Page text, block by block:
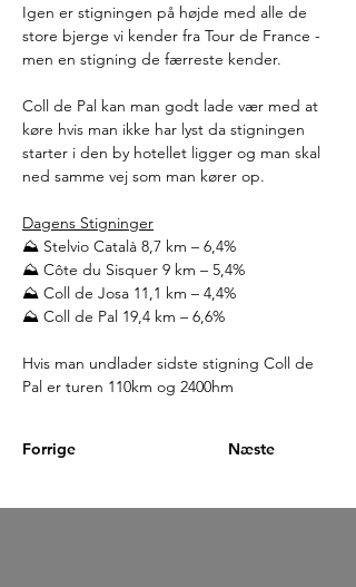
Igen er stigningen på højde med alle de
store bjerge vi kender fra Tour de France -
men en stigning de færreste kender.
Coll de Pal kan man godt lade vær med at
køre hvis man ikke har lyst da stigningen
starter i den by hotellet ligger og man skal
ned samme vej som man kører op.
Dagens Stigninger
⛰️ Stelvio Català 8,7 km – 6,4%
⛰️ Côte du Sisquer 9 km – 5,4%
⛰️ Coll de Josa 11,1 km – 4,4%
⛰️ Coll de Pal 19,4 km – 6,6%
Hvis man undlader sidste stigning Coll de
Pal er turen 110km og 2400hm
Forrige Næste